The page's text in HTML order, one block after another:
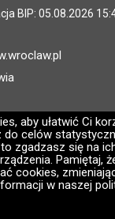
aby ułatwić Ci
celów
zgadzasz się na
Pamiętaj,
cookies,
w naszej
BIP: 05.08.2026
jest: ARAW